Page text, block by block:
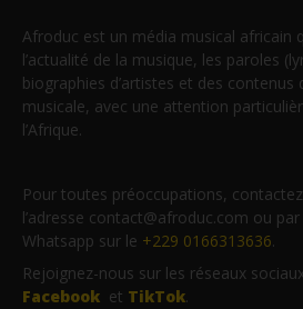
Afroduc est un média musical africain
l’actualité de la musique, les paroles
biographies d’artistes et des contenus
musicale, avec une attention
l’Afrique.
Pour toutes préoccupations,
l’adresse contact@afroduc.com ou
Whatsapp sur le +229 0166313636.
Rejoignez-nous sur les réseaux
Facebook et TikTok.